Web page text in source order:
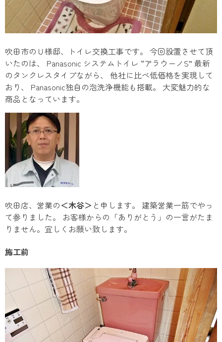
吹田市のＵ様邸、トイレ交換工事です。 今回設置させて頂
いたのは、 Panasonic システムトイレ “アラウーノS” 最新
のタンクレスタイプながら、 他社に比べ低価格を実現して
おり、 Panasonic独自の泡洗浄機能も搭載。 大変魅力的な
商品となっています。
吹田店、営業の＜木谷＞ と申します。 建築営業一筋でやっ
て参りました。 お客様からの「ありがとう」の一言がたま
りません。宜しくお願い致します。
施工前